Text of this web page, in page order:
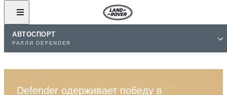
АВТОСПОРТ
РАЛЛИ DEFENDER
Defender одерживает победу в